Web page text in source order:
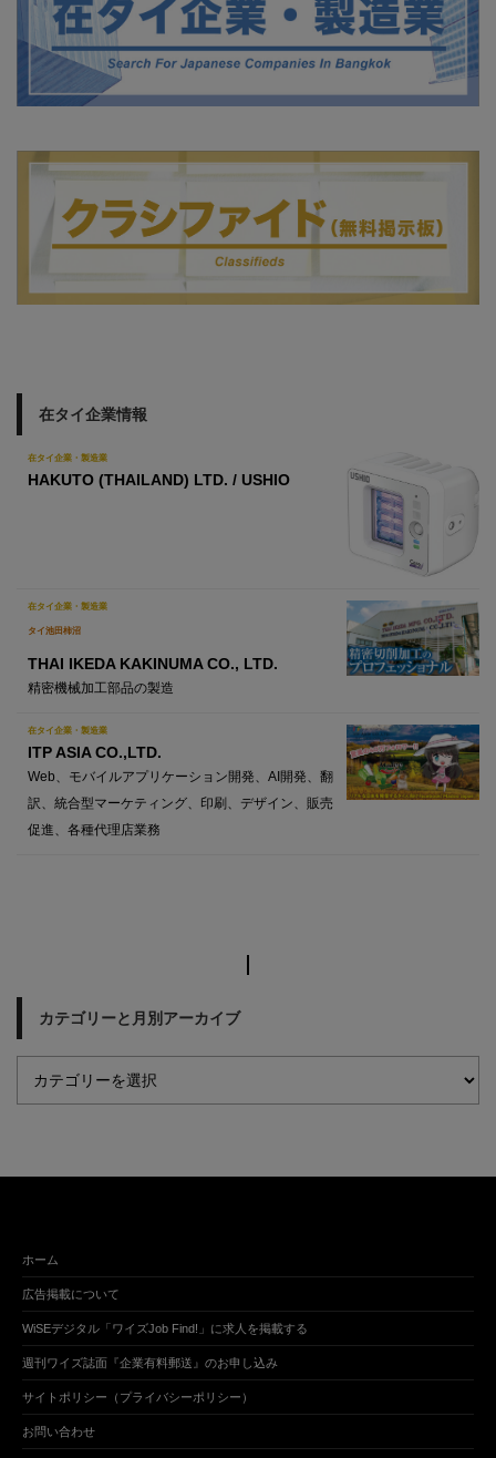
在タイ企業情報
在タイ企業・製造業
HAKUTO (THAILAND) LTD. / USHIO
在タイ企業・製造業
タイ池田柿沼
THAI IKEDA KAKINUMA CO., LTD.
精密機械加工部品の製造
在タイ企業・製造業
ITP ASIA CO.,LTD.
Web、モバイルアプリケーション開発、AI開発、翻
訳、統合型マーケティング、印刷、デザイン、販売
促進、各種代理店業務
カテゴリーと月別アーカイブ
ホーム
広告掲載について
WiSEデジタル「ワイズJob Find!」に求人を掲載する
週刊ワイズ誌面『企業有料郵送』のお申し込み
サイトポリシー（プライバシーポリシー）
お問い合わせ